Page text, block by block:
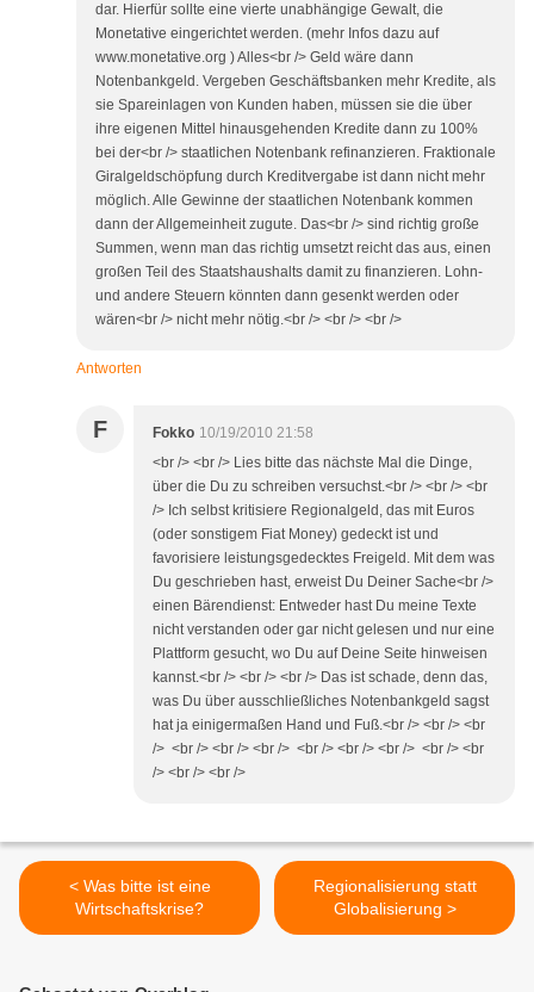
dar. Hierfür sollte eine vierte unabhängige Gewalt, die
Monetative eingerichtet werden. (mehr Infos dazu auf
www.monetative.org ) Alles<br /> Geld wäre dann
Notenbankgeld. Vergeben Geschäftsbanken mehr Kredite, als
sie Spareinlagen von Kunden haben, müssen sie die über
ihre eigenen Mittel hinausgehenden Kredite dann zu 100%
bei der<br /> staatlichen Notenbank refinanzieren. Fraktionale
Giralgeldschöpfung durch Kreditvergabe ist dann nicht mehr
möglich. Alle Gewinne der staatlichen Notenbank kommen
dann der Allgemeinheit zugute. Das<br /> sind richtig große
Summen, wenn man das richtig umsetzt reicht das aus, einen
großen Teil des Staatshaushalts damit zu finanzieren. Lohn-
und andere Steuern könnten dann gesenkt werden oder
wären<br /> nicht mehr nötig.<br /> <br /> <br />
Antworten
F Fokko 10/19/2010 21:58
<br /> <br /> Lies bitte das nächste Mal die Dinge,
über die Du zu schreiben versuchst.<br /> <br /> <br
/> Ich selbst kritisiere Regionalgeld, das mit Euros
(oder sonstigem Fiat Money) gedeckt ist und
favorisiere leistungsgedecktes Freigeld. Mit dem was
Du geschrieben hast, erweist Du Deiner Sache<br />
einen Bärendienst: Entweder hast Du meine Texte
nicht verstanden oder gar nicht gelesen und nur eine
Plattform gesucht, wo Du auf Deine Seite hinweisen
kannst.<br /> <br /> <br /> Das ist schade, denn das,
was Du über ausschließliches Notenbankgeld sagst
hat ja einigermaßen Hand und Fuß.<br /> <br /> <br
/> <br /> <br /> <br /> <br /> <br /> <br /> <br /> <br
/> <br /> <br />
< Was bitte ist eine
Wirtschaftskrise?
Regionalisierung statt
Globalisierung >